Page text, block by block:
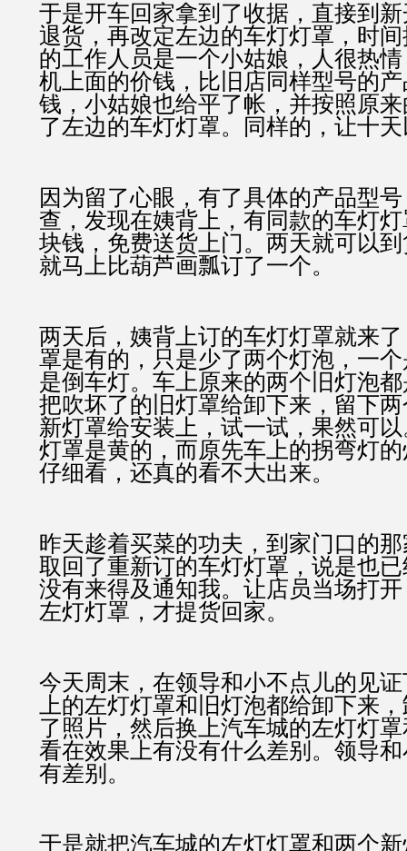
于是开车回家拿到了收据，直接到
退货，再改定左边的车灯灯罩，时
的工作人员是一个小姑娘，人很热
机上面的价钱，比旧店同样型号的
钱，小姑娘也给平了帐，并按照原
了左边的车灯灯罩。同样的，让十
因为留了心眼，有了具体的产品型
查，发现在姨背上，有同款的车灯
块钱，免费送货上门。两天就可以
就马上比葫芦画瓢订了一个。
两天后，姨背上订的车灯灯罩就来
罩是有的，只是少了两个灯泡，一
是倒车灯。车上原来的两个旧灯泡
把吹坏了的旧灯罩给卸下来，留下
新灯罩给安装上，试一试，果然可
灯罩是黄的，而原先车上的拐弯灯
仔细看，还真的看不大出来。
昨天趁着买菜的功夫，到家门口的
取回了重新订的车灯灯罩，说是也
没有来得及通知我。让店员当场打
左灯灯罩，才提货回家。
今天周末，在领导和小不点儿的见
上的左灯灯罩和旧灯泡都给卸下来
了照片，然后换上汽车城的左灯灯
看在效果上有没有什么差别。领导
有差别。
于是就把汽车城的左灯灯罩和两个